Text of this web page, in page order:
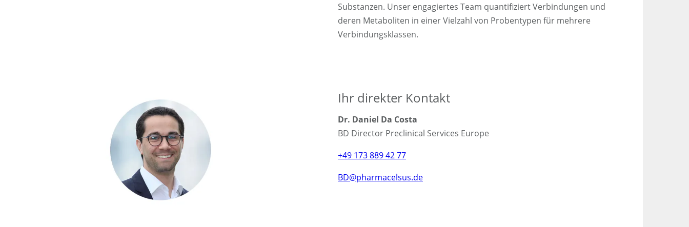
Substanzen. Unser engagiertes Team quantifiziert Verbindungen und
deren Metaboliten in einer Vielzahl von Probentypen für mehrere
Verbindungsklassen.
Ihr direkter Kontakt
Dr. Daniel Da Costa
BD Director Preclinical Services Europe
+49 173 889 42 77
BD@pharmacelsus.de